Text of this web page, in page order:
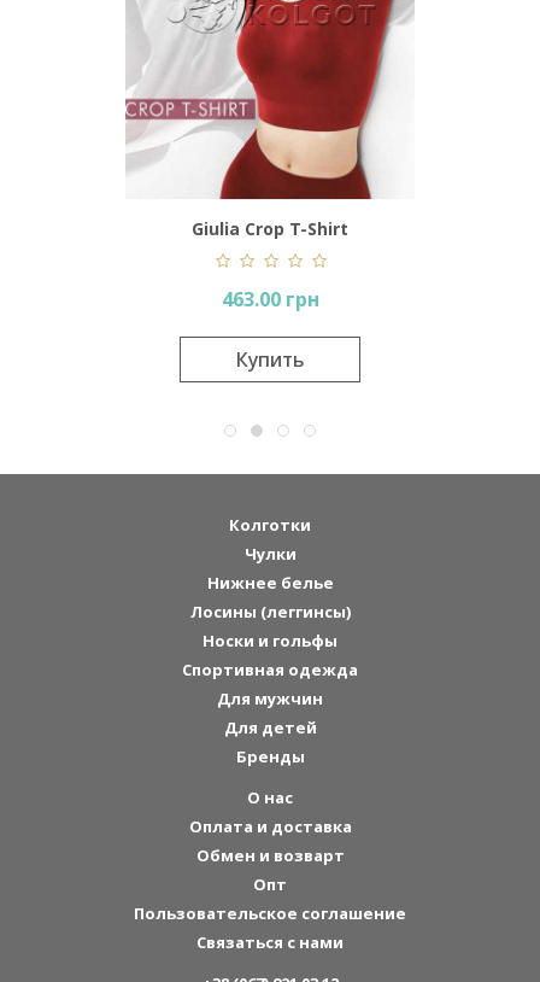
Giulia Crop T-Shirt
463.00 грн
Купить
Колготки
Чулки
Нижнее белье
Лосины (леггинсы)
Носки и гольфы
Спортивная одежда
Для мужчин
Для детей
Бренды
О нас
Оплата и доставка
Обмен и возварт
Опт
Пользовательское соглашение
Связаться с нами